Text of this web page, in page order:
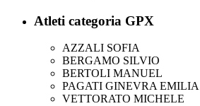
Atleti categoria GPX
AZZALI SOFIA
BERGAMO SILVIO
BERTOLI MANUEL
PAGATI GINEVRA EMILIA
VETTORATO MICHELE